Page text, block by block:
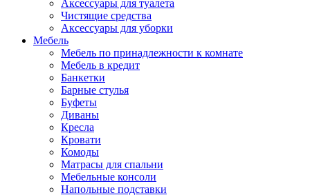
Аксессуары для туалета
Чистящие средства
Аксессуары для уборки
Мебель
Мебель по принадлежности к комнате
Мебель в кредит
Банкетки
Барные стулья
Буфеты
Диваны
Кресла
Кровати
Комоды
Матрасы для спальни
Мебельные консоли
Напольные подставки